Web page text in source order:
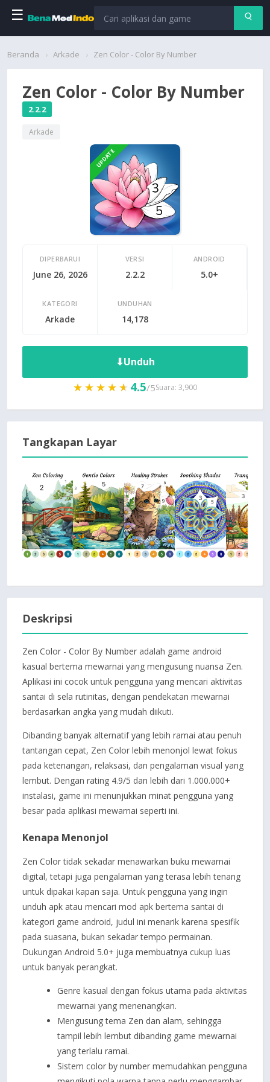
☰
Beranda
Permainan
Beranda Arkade Zen Color - Color By Number
Zen Color - Color By Number
2.2.2
Arkade
UPDATE
DIPERBARUI
June 26, 2026
VERSI
2.2.2
ANDROID
5.0+
KATEGORI
Arkade
UNDUHAN
14,178
⬇Unduh
★★★★★
★★★★★ 4.5/5Suara: 3,900
Tangkapan Layar
Deskripsi
Zen Color - Color By Number adalah game android
kasual bertema mewarnai yang mengusung nuansa Zen.
Aplikasi ini cocok untuk pengguna yang mencari aktivitas
santai di sela rutinitas, dengan pendekatan mewarnai
berdasarkan angka yang mudah diikuti.
Dibanding banyak alternatif yang lebih ramai atau penuh
tantangan cepat, Zen Color lebih menonjol lewat fokus
pada ketenangan, relaksasi, dan pengalaman visual yang
lembut. Dengan rating 4.9/5 dan lebih dari 1.000.000+
instalasi, game ini menunjukkan minat pengguna yang
besar pada aplikasi mewarnai seperti ini.
Kenapa Menonjol
Zen Color tidak sekadar menawarkan buku mewarnai
digital, tetapi juga pengalaman yang terasa lebih tenang
untuk dipakai kapan saja. Untuk pengguna yang ingin
unduh apk atau mencari mod apk bertema santai di
kategori game android, judul ini menarik karena spesifik
pada suasana, bukan sekadar tempo permainan.
Dukungan Android 5.0+ juga membuatnya cukup luas
untuk banyak perangkat.
Genre kasual dengan fokus utama pada aktivitas
mewarnai yang menenangkan.
Mengusung tema Zen dan alam, sehingga
tampil lebih lembut dibanding game mewarnai
yang terlalu ramai.
Sistem color by number memudahkan pengguna